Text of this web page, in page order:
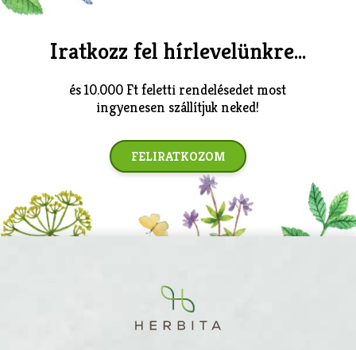
Iratkozz fel hírlevelünkre...
és 10.000 Ft feletti rendelésedet most
ingyenesen szállítjuk neked!
FELIRATKOZOM